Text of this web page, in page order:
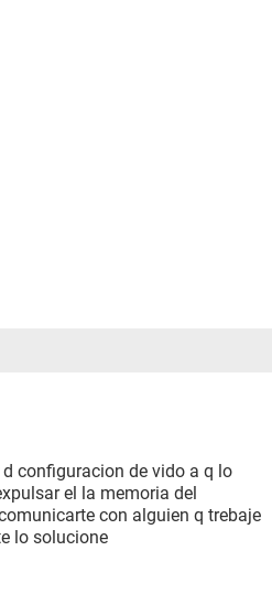
configuracion de vido a q lo
el la memoria del
con alguien q trebaje
lo solucione